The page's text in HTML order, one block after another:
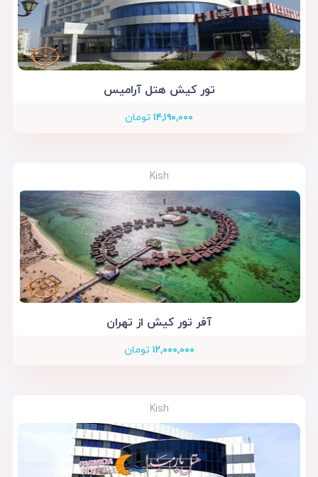
تور کیش هتل آرامیس
۱۴,۱۹۰,۰۰۰ تومان
Kish
آفر تور کیش از تهران
۱۲,۰۰۰,۰۰۰ تومان
Kish